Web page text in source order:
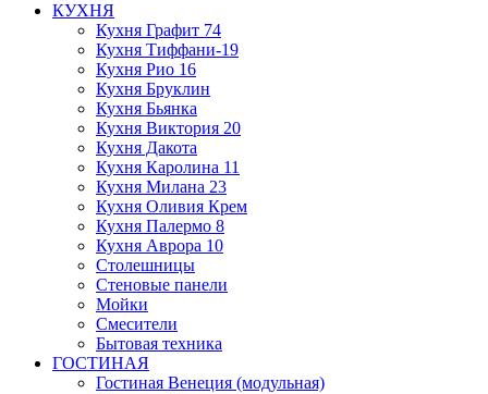
КУХНЯ
Кухня Графит 74
Кухня Тиффани-19
Кухня Рио 16
Кухня Бруклин
Кухня Бьянка
Кухня Виктория 20
Кухня Дакота
Кухня Каролина 11
Кухня Милана 23
Кухня Оливия Крем
Кухня Палермо 8
Кухня Аврора 10
Столешницы
Стеновые панели
Мойки
Смесители
Бытовая техника
ГОСТИНАЯ
Гостиная Венеция (модульная)